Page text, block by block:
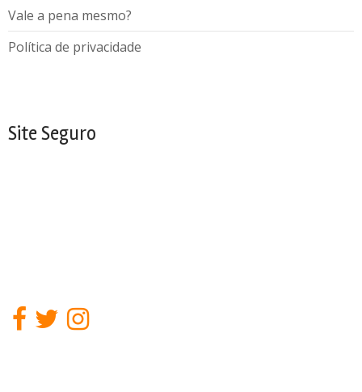
Vale a pena mesmo?
Política de privacidade
Site Seguro